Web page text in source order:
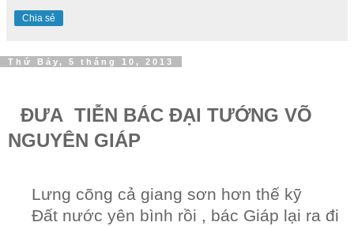
Chia sẻ
Thứ Bảy, 5 tháng 10, 2013
ĐƯA TIỄN BÁC ĐẠI TƯỚNG VÕ
NGUYÊN GIÁP
Lưng cõng cả giang sơn hơn thế kỹ
Đất nước yên bình rồi , bác Giáp lại ra đi